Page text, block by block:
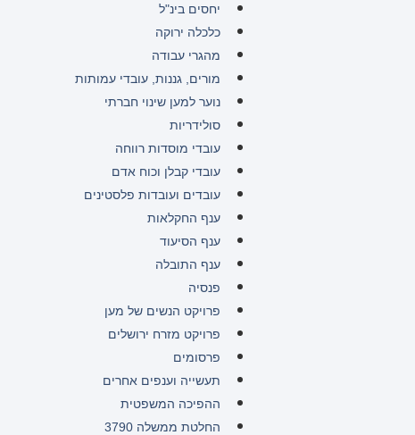
יחסים בינ"ל
כלכלה ירוקה
מהגרי עבודה
מורים, גננות, עובדי עמותות
נוער למען שינוי חברתי
סולידריות
עובדי מוסדות רווחה
עובדי קבלן וכוח אדם
עובדים ועובדות פלסטינים
ענף החקלאות
ענף הסיעוד
ענף התובלה
פנסיה
פרויקט הנשים של מען
פרויקט מזרח ירושלים
פרסומים
תעשייה וענפים אחרים
ההפיכה המשפטית
החלטת ממשלה 3790